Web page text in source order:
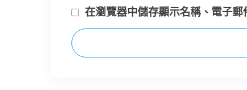
在瀏覽器中儲存顯示名稱、電子